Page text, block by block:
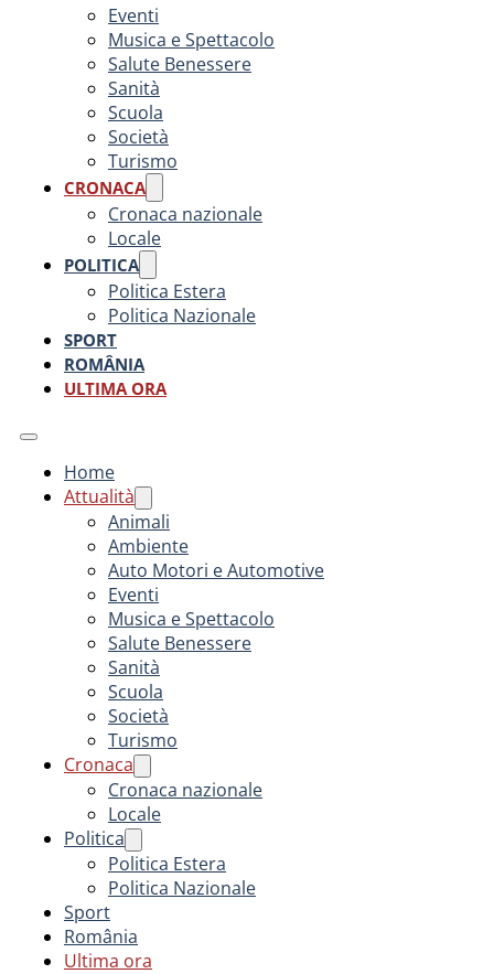
Eventi
Musica e Spettacolo
Salute Benessere
Sanità
Scuola
Società
Turismo
CRONACA
Cronaca nazionale
Locale
POLITICA
Politica Estera
Politica Nazionale
SPORT
ROMÂNIA
ULTIMA ORA
Home
Attualità
Animali
Ambiente
Auto Motori e Automotive
Eventi
Musica e Spettacolo
Salute Benessere
Sanità
Scuola
Società
Turismo
Cronaca
Cronaca nazionale
Locale
Politica
Politica Estera
Politica Nazionale
Sport
România
Ultima ora